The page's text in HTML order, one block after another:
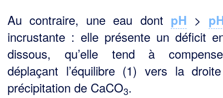
Au contraire, une eau dont pH >
incrustante : elle présente un déficit
dissous, qu’elle tend à
déplaçant l’équilibre (1) vers la
précipitation de CaCO3.